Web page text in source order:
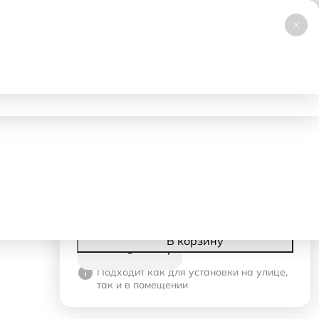
Заказать звонок
НОВИНКА
В корзинуКорзина
Подходит как для установки на улице,
так и в помещении